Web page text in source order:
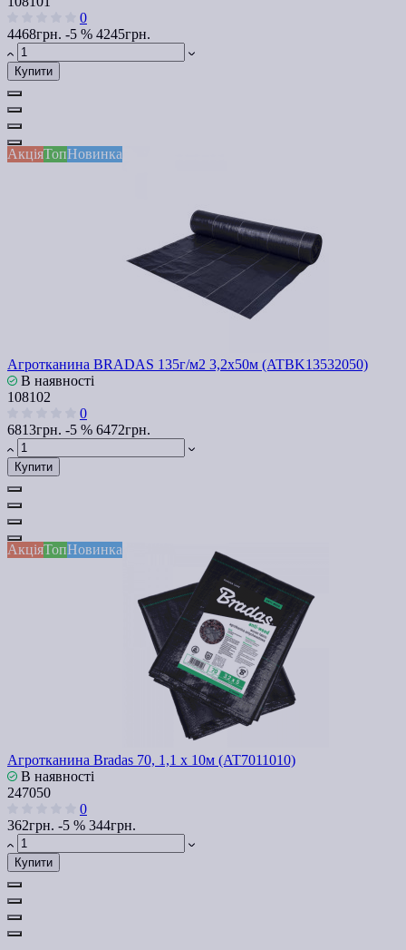
0
4468грн. -5 % 4245грн.
Купити
АкціяТопНовинка
Агротканина BRADAS 135г/м2 3,2х50м (ATBK13532050)
В наявності
108102
0
6813грн. -5 % 6472грн.
Купити
АкціяТопНовинка
Агротканина Bradas 70, 1,1 х 10м (AT7011010)
В наявності
247050
0
362грн. -5 % 344грн.
Купити